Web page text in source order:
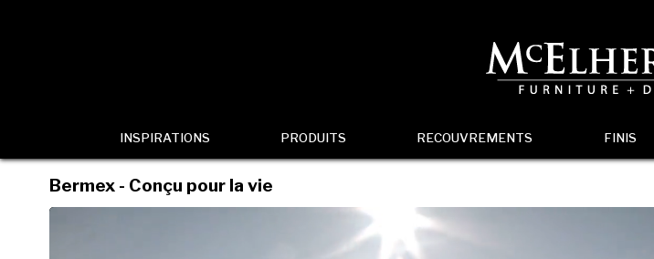
INSPIRATIONS PRODUITS RECOUVREMENTS FINIS
Bermex - Conçu pour la vie